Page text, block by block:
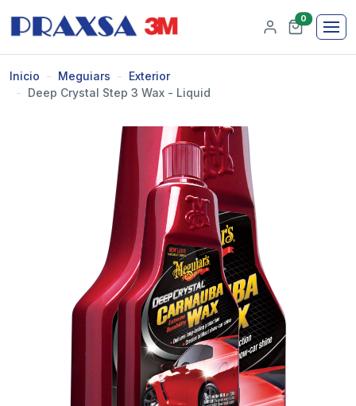
0
Inicio Meguiars
Exterior
Deep Crystal Step 3 Wax - Liquid